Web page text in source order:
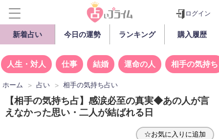
ログイン
新着占い 今日の運勢 ランキング 購入履歴
人生・対人 仕事 結婚 運命の人 相手の気持ち
ホーム 占い 相手の気持ち占い
【相手の気持ち占】感涙必至の真実◆あの人が言
えなかった思い・二人が結ばれる日
☆お気に入りに追加